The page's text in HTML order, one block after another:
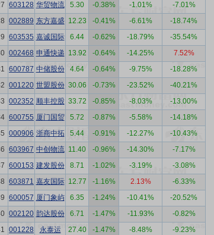
603128 华贸物流 5.30 -0.38% -1.01%
-7.01%
002889 东方嘉盛 12.23 -0.41% -6.61%
-18.74%
603535 嘉诚国际 6.44 -0.62% -18.79%
-35.54%
002468 申通快递 13.92 -0.64% -14.25%
7.52%
600787 中储股份 4.64 -0.64% -9.75%
-18.28%
001220 世盟股份 30.06 -0.73% -23.52%
-40.21%
002352 顺丰控股 33.72 -0.85% -8.03%
-13.00%
600755 厦门国贸 5.72 -0.87% -5.58%
-14.18%
000906 浙商中拓 5.44 -0.91% -12.27%
-10.43%
603967 中创物流 11.40 -0.96% -14.30%
-7.17%
600153 建发股份 8.71 -1.02% -3.19%
-3.08%
603871 嘉友国际 12.77 -1.16% 2.13%
-6.33%
600057 厦门象屿 6.35 -1.24% -10.41%
-20.52%
002120 韵达股份 6.71 -1.47% -11.93%
-0.82%
001228 永泰运 27.40 -1.47% -8.48%
-9.23%